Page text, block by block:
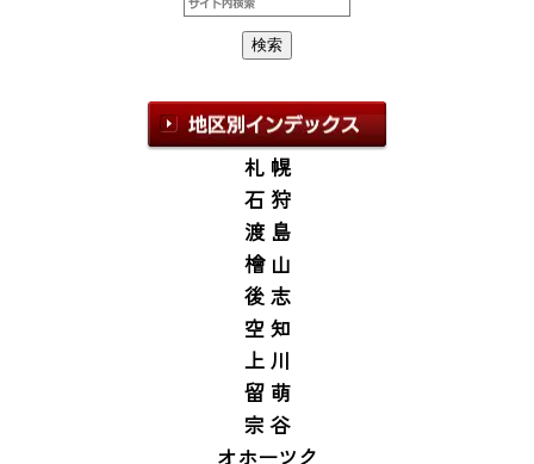
札 幌
石 狩
渡 島
檜 山
後 志
空 知
上 川
留 萌
宗 谷
オホーツク